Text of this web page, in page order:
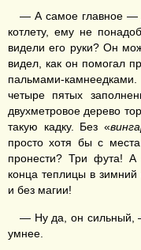
— А самое главное —
котлету, ему не
видели его руки? Он
видел, как он помогал
пальмами-
четыре пятых
двухметровое дерево
такую кадку. Без «
просто хотя бы с
пронести? Три фута! А
конца теплицы в
и без магии!
— Ну да, он сильный,
умнее.